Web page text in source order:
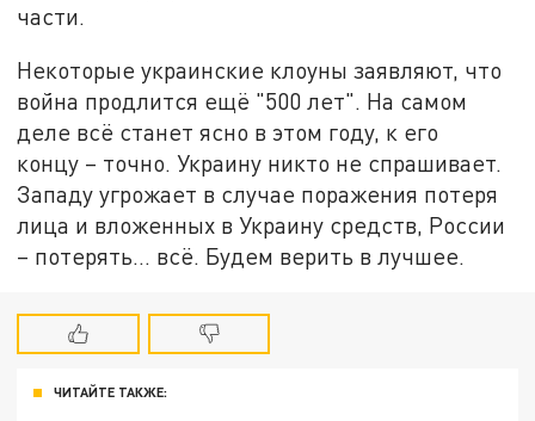
части.
Некоторые украинские клоуны заявляют, что
война продлится ещё "500 лет". На самом
деле всё станет ясно в этом году, к его
концу – точно. Украину никто не спрашивает.
Западу угрожает в случае поражения потеря
лица и вложенных в Украину средств, России
– потерять… всё. Будем верить в лучшее.
ЧИТАЙТЕ ТАКЖЕ: